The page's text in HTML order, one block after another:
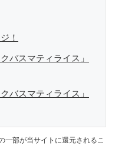
！
バスマティライス」
バスマティライス」
一部が当サイトに還元されるこ